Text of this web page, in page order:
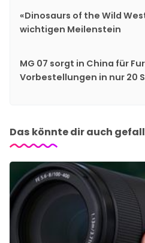
«Dinosaurs of the Wild
wichtigen Meilenstein
MG 07 sorgt in China für
Vorbestellungen in nur 20
Das könnte dir auch